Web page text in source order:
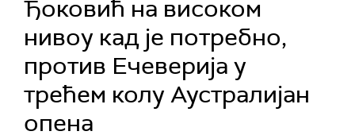
Ђоковић на високом
нивoу кад је потребно,
против Ечеверија у
трећем колу Аустралијан
опена